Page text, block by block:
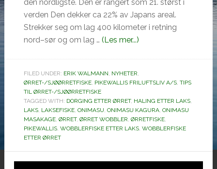
den nordligste. Den er rangert som 21. størst i
verden Den dekker ca 22% av Japans areal.
Strekker seg om lag 400 kilometer i retning
nord–sør og om lag … (Les mer...)omOnimasu
og
fra
Duo.
FILED UNDER: ERIK WALMANN, NYHETER,
ØRRET-/SJØØRRETFISKE, PIKEWALLIS FRILUFTSLIV A/S, TIPS
TIL ØRRET-/SJØØRRETFISKE
TAGGED WITH: DORGING ETTER ØRRET, HALING ETTER LAKS,
LAKS, LAKSEFISKE, ONIMASU, ONIMASU KAGURA, ONIMASU
MASAKAGE, ØRRET, ØRRET WOBBLER, ØRRETFISKE,
PIKEWALLIS, WOBBLERFISKE ETTER LAKS, WOBBLERFISKE
ETTER ØRRET
Hoved